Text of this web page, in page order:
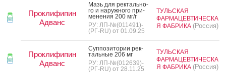
Проклифипин
Адванс
Мазь для рек­таль­но­
го и на­руж­но­го при­
мене­ния 200 мг/г
РУ: ЛП-№(011491)-
(РГ-RU) от 01.09.25
ТУЛЬСКАЯ
ФАРМАЦЕВТИЧЕСКА
Я ФАБРИКА (Россия)
Проклифипин
Адванс
Суп­по­зито­рии рек­
таль­ные 206 мг
РУ: ЛП-№(012639)-
(РГ-RU) от 28.11.25
ТУЛЬСКАЯ
ФАРМАЦЕВТИЧЕСКА
Я ФАБРИКА (Россия)